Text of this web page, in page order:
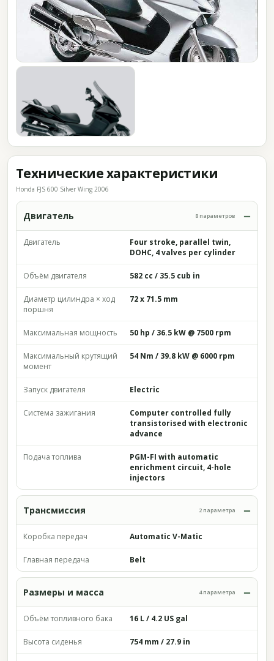
Технические характеристики
Honda FJS 600 Silver Wing 2006
Двигатель 8 параметров
Двигатель
Four stroke, parallel twin,
DOHC, 4 valves per cylinder
Объём двигателя 582 cc / 35.5 cub in
Диаметр цилиндра × ход
поршня
72 x 71.5 mm
Максимальная мощность 50 hp / 36.5 kW @ 7500 rpm
Максимальный крутящий
момент
54 Nm / 39.8 kW @ 6000 rpm
Запуск двигателя Electric
Система зажигания
Computer controlled fully
transistorised with electronic
advance
Подача топлива
PGM-FI with automatic
enrichment circuit, 4-hole
injectors
Трансмиссия 2 параметра
Коробка передач Automatic V-Matic
Главная передача Belt
Размеры и масса 4 параметра
Объём топливного бака 16 L / 4.2 US gal
Высота сиденья 754 mm / 27.9 in